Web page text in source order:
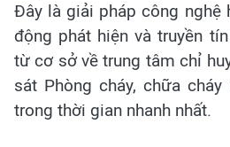
Đây là giải pháp công nghệ
động phát hiện và truyền
từ cơ sở về trung tâm chỉ
sát Phòng cháy, chữa
trong thời gian nhanh nhất.